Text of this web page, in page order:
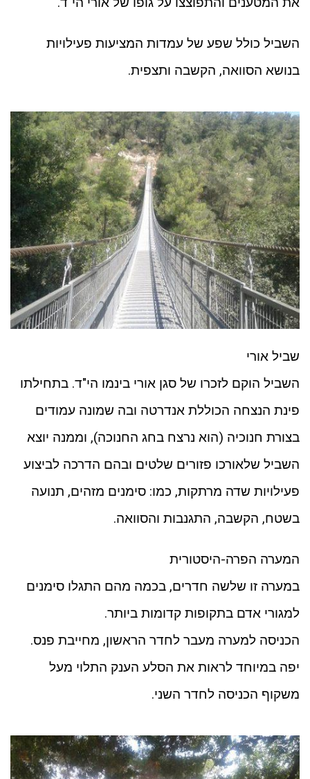
השביל כולל שפע של עמדות המציעות פעילויות
בנושא הסוואה, הקשבה ותצפית.
שביל אורי
השביל הוקם לזכרו של סגן אורי בינמו הי"ד. בתחילתו
פינת הנצחה הכוללת אנדרטה ובה שמונה עמודים
בצורת חנוכיה (הוא נרצח בחג החנוכה), וממנה יוצא
השביל שלאורכו פזורים שלטים ובהם הדרכה לביצוע
פעילויות שדה מרתקות, כמו: סימנים מזהים, תנועה
בשטח, הקשבה, התגנבות והסוואה.
המערה הפרה-היסטורית
במערה זו שלשה חדרים, בכמה מהם התגלו סימנים
למגורי אדם בתקופות קדומות ביותר.
הכניסה למערה מעבר לחדר הראשון, מחייבת פנס.
יפה במיוחד לראות את הסלע הענק התלוי מעל
משקוף הכניסה לחדר השני.